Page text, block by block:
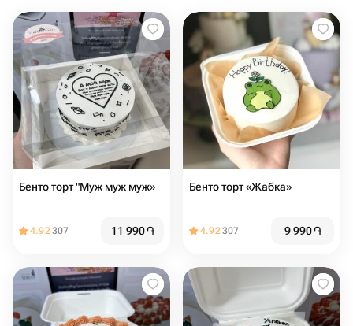
Бенто торт "Муж муж муж»
4.92307 11 990֏
Бенто торт «Жабка»
4.92307 9 990֏